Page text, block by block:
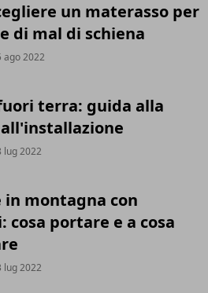
un materasso per
di mal di schiena
ago 2022
terra: guida alla
lug 2022
in montagna con
cosa portare e a cosa
lug 2022